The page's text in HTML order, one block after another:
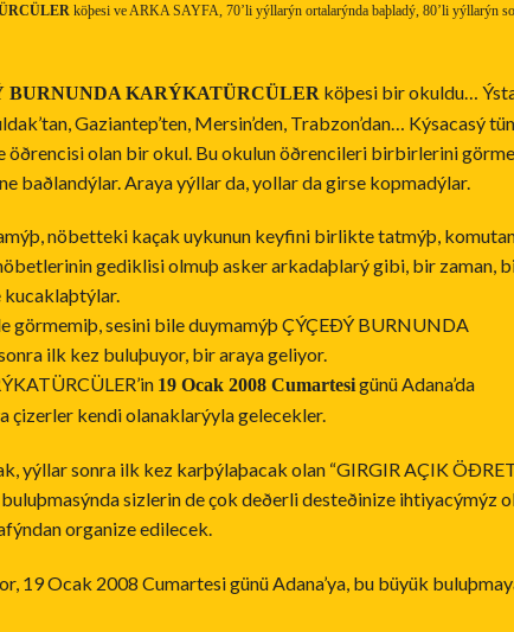
köþesi ve ARKA SAYFA, 70’li yýllarýn ortalarýnda baþladý, 80’li yýllarýn
BURNUNDA KARÝKATÜRCÜLER köþesi bir okuldu…
Gaziantep’ten, Mersin’den, Trabzon’dan… Kýsacasý
öðrencisi olan bir okul. Bu okulun öðrencileri birbirlerini
baðlandýlar. Araya yýllar da, yollar da girse kopmadýlar.
nöbetteki kaçak uykunun keyfini birlikte tatmýþ,
gediklisi olmuþ asker arkadaþlarý gibi, bir zaman,
görmemiþ, sesini bile duymamýþ ÇÝÇEÐÝ BURNUNDA
ilk kez buluþuyor, bir araya geliyor.
19 Ocak 2008 Cumartesigünü Adana’da
çizerler kendi olanaklarýyla gelecekler.
yýllar sonra ilk kez karþýlaþacak olan “GIRGIR AÇIK
sizlerin de çok deðerli desteðinize ihtiyacýmýz
organize edilecek.
19 Ocak 2008 Cumartesi günü Adana’ya, bu büyük